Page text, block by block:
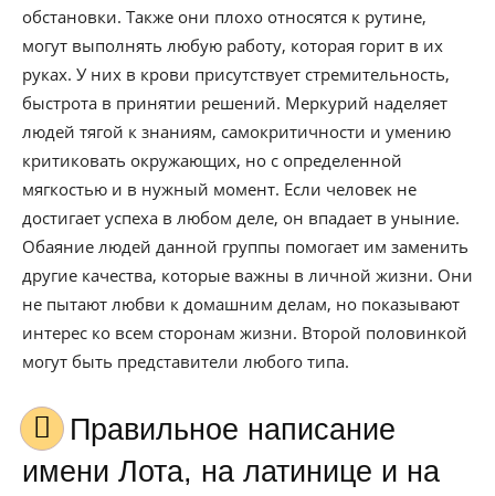
обстановки. Также они плохо относятся к рутине,
могут выполнять любую работу, которая горит в их
руках. У них в крови присутствует стремительность,
быстрота в принятии решений. Меркурий наделяет
людей тягой к знаниям, самокритичности и умению
критиковать окружающих, но с определенной
мягкостью и в нужный момент. Если человек не
достигает успеха в любом деле, он впадает в уныние.
Обаяние людей данной группы помогает им заменить
другие качества, которые важны в личной жизни. Они
не пытают любви к домашним делам, но показывают
интерес ко всем сторонам жизни. Второй половинкой
могут быть представители любого типа.
Правильное написание
имени Лота, на латинице и на